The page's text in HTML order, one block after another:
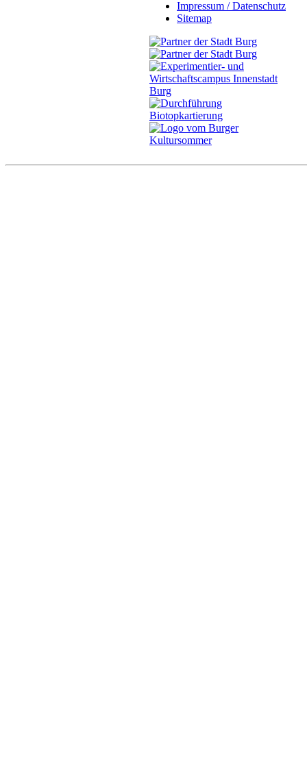
Impressum / Datenschutz
Sitemap